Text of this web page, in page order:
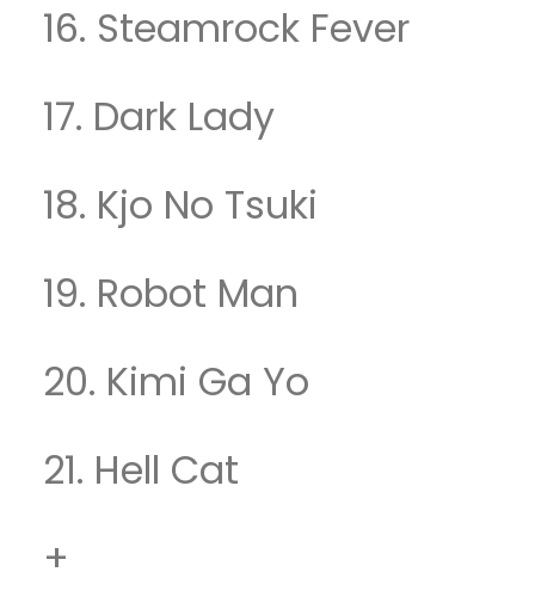
16. Steamrock Fever
17. Dark Lady
18. Kjo No Tsuki
19. Robot Man
20. Kimi Ga Yo
21. Hell Cat
+